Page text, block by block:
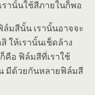
รานั้นใช้สีภายในก็พอ
ล์มสีนั้น เรานั้นอาจจะ
ให้เรานั้นเช็ดล้าง
คือ ฟิล์มสีที่เราใช้
มีด้วยกันหลายฟิล์มสี